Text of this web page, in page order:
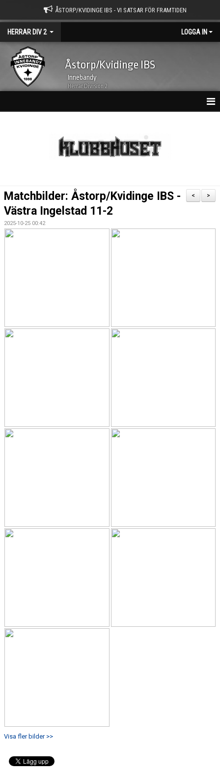
ÅSTORP/KVIDINGE IBS - VI SATSAR FÖR FRAMTIDEN
HERRAR DIV 2 LOGGA IN
Åstorp/Kvidinge IBS
Innebandy
Herrar Division 2
TRUPPEN
BILDGALLERI
>
<
Matchbilder: Åstorp/Kvidinge IBS -
Västra Ingelstad 11-2
2025-10-25 00:42
Visa fler bilder >>